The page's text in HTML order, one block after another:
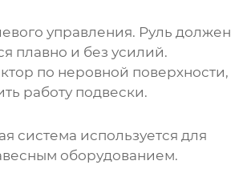
управления. Руль должен
плавно и без усилий.
по неровной поверхности,
работу подвески.
система используется для
оборудованием.